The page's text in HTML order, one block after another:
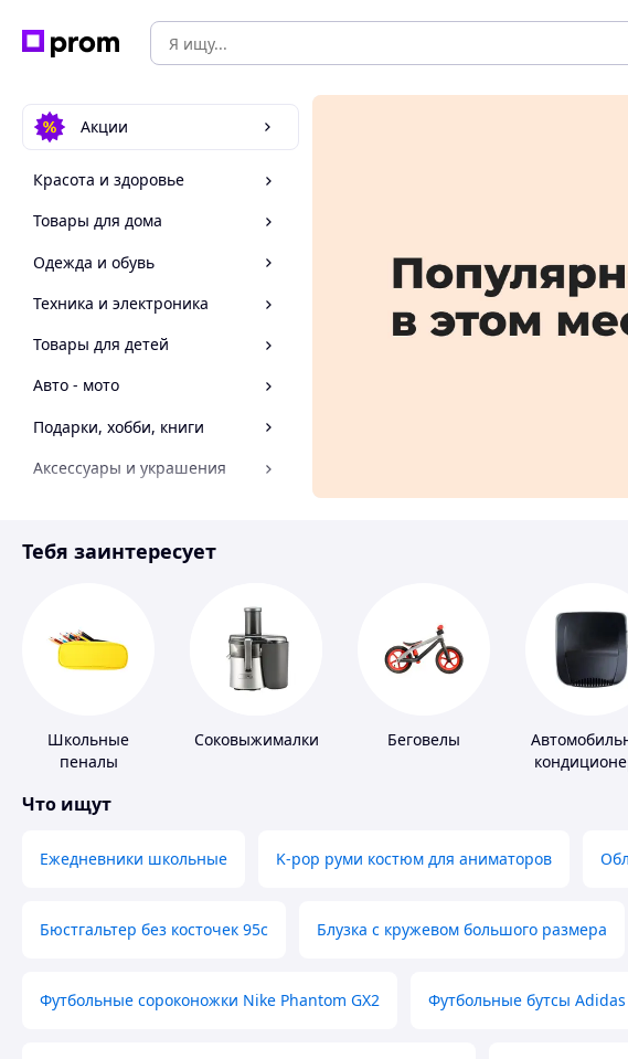
Акции
Красота и здоровье
Товары для дома
Одежда и обувь
Техника и электроника
Товары для детей
Авто - мото
Подарки, хобби, книги
Аксессуары и украшения
Спорт и отдых
Тебя заинтересует
Школьные
пеналы
Соковыжималки Беговелы
Что ищут
Ежедневники школьные K-pop руми костюм для аниматоров
Бюстгальтер без косточек 95с Блузка с кружевом большого размера
Футбольные сороконожки Nike Phantom GX2 Футбольные бутсы Adidas